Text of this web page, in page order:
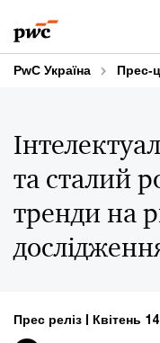
to
content
to
footer
PwC Україна Прес-
та сталий
тренди на
Прес реліз Квітень